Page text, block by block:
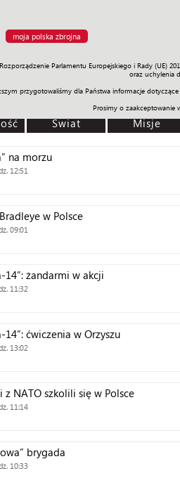
moja polska zbrojna
Parlamentu Europejskiego i Rady
oraz uchylenia
przygotowaliśmy dla Państwa informacje
Prosimy o
Misje Polityka Prawo Świat
Świat Misje
na morzu
12:51
w Polsce
09:01
14”: żandarmi w akcji
11:32
14”: ćwiczenia w Orzyszu
13:02
z NATO szkolili się w Polsce
11:14
brygada
10:33